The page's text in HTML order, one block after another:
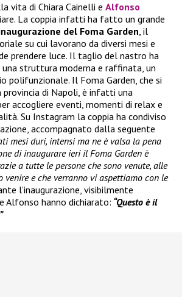
vita di Chiara Cainelli e Alfonso
La coppia infatti ha fatto un grande
del Foma Garden, il
su cui lavorano da diversi mesi e
prendere luce. Il taglio del nastro ha
una struttura moderna e raffinata, un
polifunzionale. Il Foma Garden, che si
provincia di Napoli, è infatti una
accogliere eventi, momenti di relax e
Su Instagram la coppia ha condiviso
accompagnato dalla seguente
mesi duri, intensi ma ne è valsa la pena
di inaugurare ieri il Foma Garden è
a tutte le persone che sono venute, alle
venire e che verranno vi aspettiamo con le
l’inaugurazione, visibilmente
Alfonso hanno dichiarato: “Questo è il